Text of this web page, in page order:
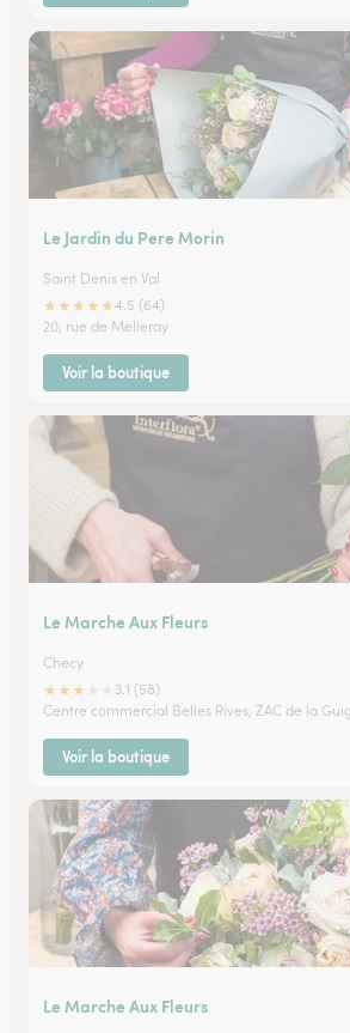
Le Jardin du Pere Morin
Saint Denis en Val
★★★★★4.5 (64)
20, rue de Melleray
Voir la boutique
Le Marche Aux Fleurs
Checy
★★★
3.1 (58)
Centre commercial Belles Rives, ZAC de la
Voir la boutique
Le Marche Aux Fleurs